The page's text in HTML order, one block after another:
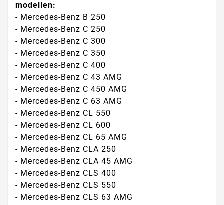
modellen:
- Mercedes-Benz B 250
- Mercedes-Benz C 250
- Mercedes-Benz C 300
- Mercedes-Benz C 350
- Mercedes-Benz C 400
- Mercedes-Benz C 43 AMG
- Mercedes-Benz C 450 AMG
- Mercedes-Benz C 63 AMG
- Mercedes-Benz CL 550
- Mercedes-Benz CL 600
- Mercedes-Benz CL 65 AMG
- Mercedes-Benz CLA 250
- Mercedes-Benz CLA 45 AMG
- Mercedes-Benz CLS 400
- Mercedes-Benz CLS 550
- Mercedes-Benz CLS 63 AMG